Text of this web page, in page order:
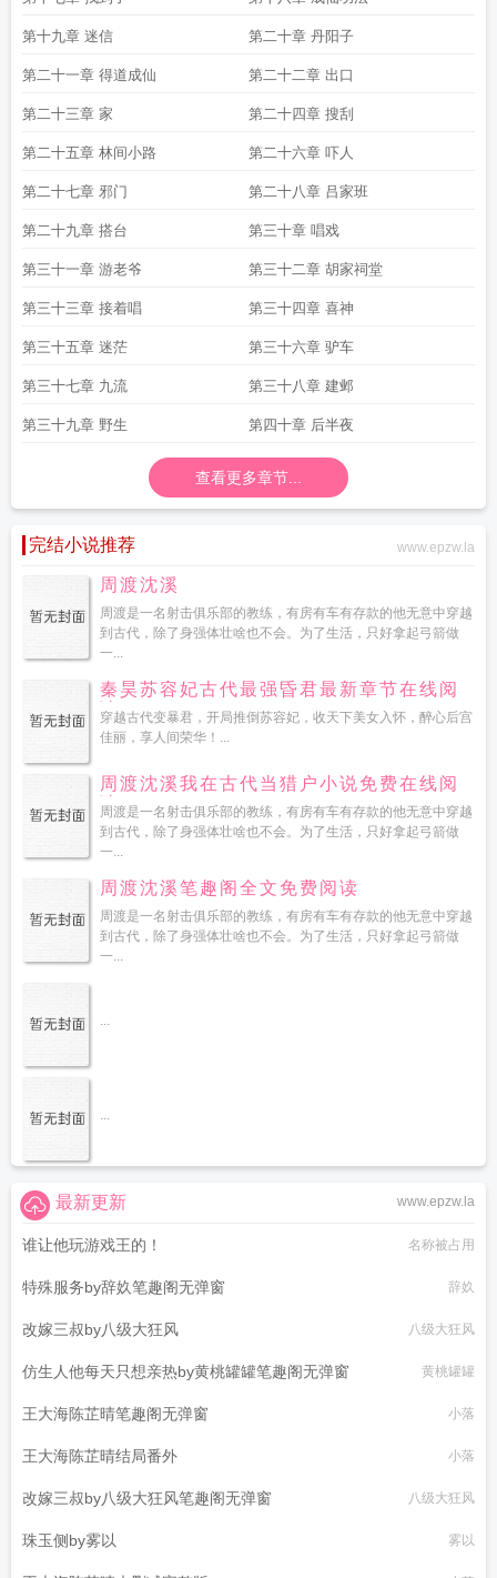
第十九章 迷信 第二十章 丹阳子
第二十一章 得道成仙 第二十二章 出口
第二十三章 家 第二十四章 搜刮
第二十五章 林间小路 第二十六章 吓人
第二十七章 邪门 第二十八章 吕家班
第二十九章 搭台 第三十章 唱戏
第三十一章 游老爷 第三十二章 胡家祠堂
第三十三章 接着唱 第三十四章 喜神
第三十五章 迷茫 第三十六章 驴车
第三十七章 九流 第三十八章 建邺
第三十九章 野生 第四十章 后半夜
查看更多章节...
完结小说推荐 www.epzw.la
周渡沈溪
周渡是一名射击俱乐部的教练，有房有车有存款的他无意中穿越
到古代，除了身强体壮啥也不会。为了生活，只好拿起弓箭做
一...
秦昊苏容妃古代最强昏君最新章节在线阅
读
穿越古代变暴君，开局推倒苏容妃，收天下美女入怀，醉心后宫
佳丽，享人间荣华！...
周渡沈溪我在古代当猎户小说免费在线阅
读
周渡是一名射击俱乐部的教练，有房有车有存款的他无意中穿越
到古代，除了身强体壮啥也不会。为了生活，只好拿起弓箭做
一...
周渡沈溪笔趣阁全文免费阅读
周渡是一名射击俱乐部的教练，有房有车有存款的他无意中穿越
到古代，除了身强体壮啥也不会。为了生活，只好拿起弓箭做
一...
...
...
www.epzw.la
最新更新
谁让他玩游戏王的！ 名称被占用
特殊服务by辞奺笔趣阁无弹窗 辞奺
改嫁三叔by八级大狂风 八级大狂风
仿生人他每天只想亲热by黄桃罐罐笔趣阁无弹窗 黄桃罐罐
王大海陈芷晴笔趣阁无弹窗 小落
王大海陈芷晴结局番外 小落
改嫁三叔by八级大狂风笔趣阁无弹窗 八级大狂风
珠玉侧by雾以 雾以